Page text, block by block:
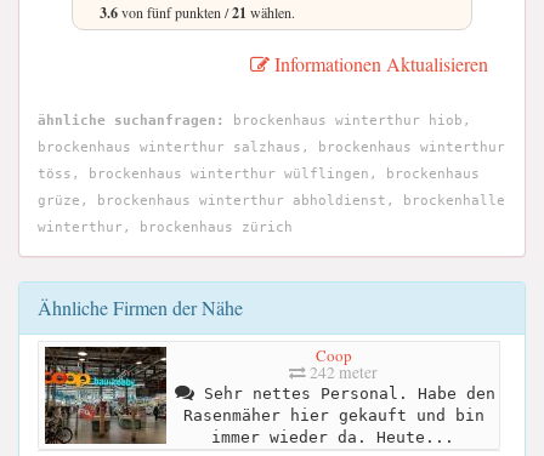
3.6von fünf punkten /21 wählen.
Informationen Aktualisieren
ähnliche suchanfragen:
brockenhaus winterthur hiob,
brockenhaus winterthur salzhaus, brockenhaus winterthur
töss, brockenhaus winterthur wülflingen, brockenhaus
grüze, brockenhaus winterthur abholdienst, brockenhalle
winterthur, brockenhaus zürich
Ähnliche Firmen der Nähe
Coop
242 meter
Sehr nettes Personal. Habe den
Rasenmäher hier gekauft und bin
immer wieder da. Heute...